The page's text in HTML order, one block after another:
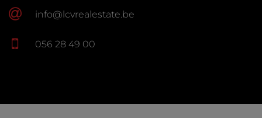
info@lcvrealestate.be
056 28 49 00